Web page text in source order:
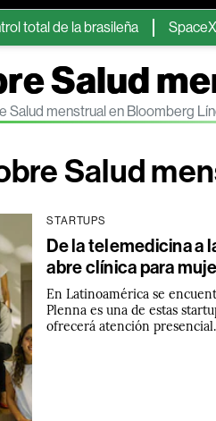
la brasileña SpaceX se
Salud
Salud menstrual en Bloomberg
Salud
STARTUPS
De la telemedicina a
abre clínica para
En Latinoamérica se
Plenna es una de estas
ofrecerá atención presencial.